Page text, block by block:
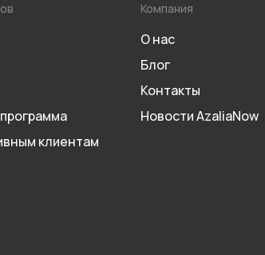
клиентам
Компания
О нас
Блог
Контакты
Новости AzaliaNow